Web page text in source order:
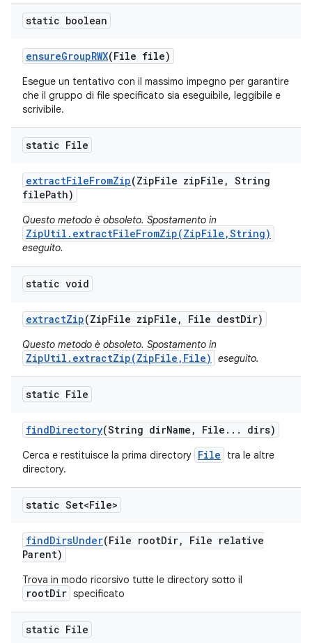
static boolean
ensureGroupRWX(File file)
Esegue un tentativo con il massimo impegno per garantire
che il gruppo di file specificato sia eseguibile, leggibile e
scrivibile.
static File
extractFileFromZip(ZipFile zipFile , String
filePath)
Questo metodo è obsoleto. Spostamento in
ZipUtil.extractFileFromZip(ZipFile,String)
eseguito.
static void
extractZip(ZipFile zipFile , File destDir)
Questo metodo è obsoleto. Spostamento in
ZipUtil.extractZip(ZipFile,File) eseguito.
static File
findDirectory(String dirName , File . . . dirs)
Cerca e restituisce la prima directory File
tra le altre
directory.
static Set<File>
findDirsUnder(File rootDir,
File relative
Parent)
Trova in modo ricorsivo tutte le directory sotto il
rootDir specificato
static File